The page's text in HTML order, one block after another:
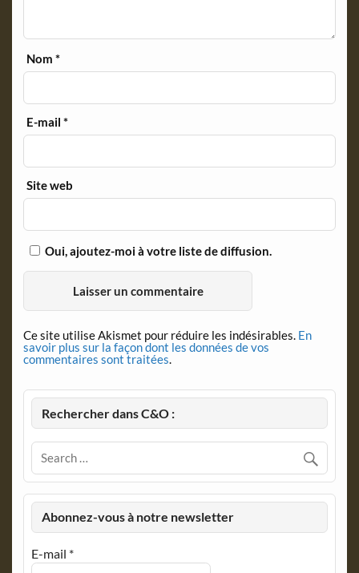
Nom*
E-mail*
Site web
Oui, ajoutez-moi à votre liste de diffusion.
Ce site utilise Akismet pour réduire les indésirables. En
savoir plus sur la façon dont les données de vos
commentaires sont traitées.
Rechercher dans C&O :
Abonnez-vous à notre newsletter
E-mail *